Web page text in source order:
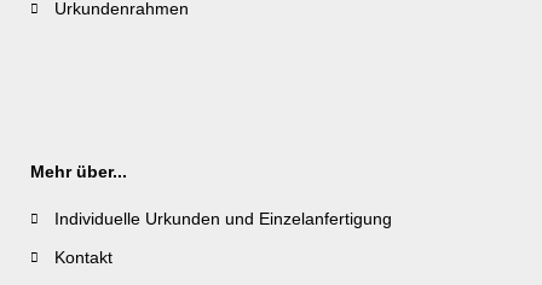
Urkundenrahmen
Mehr über...
Individuelle Urkunden und Einzelanfertigung
Kontakt